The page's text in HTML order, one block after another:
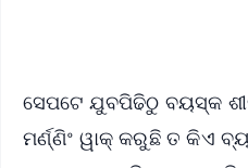
ସେପଟେ ଯୁବପିଢିଠୁ ବୟସ୍କ
ମର୍ଣ୍ଣିଂ ୱାକ୍ କରୁଛି ତ କିଏ